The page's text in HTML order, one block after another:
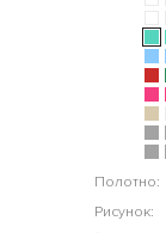
Полотно:
Рисунок: